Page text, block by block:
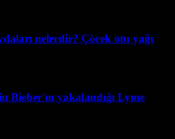
nelerdir? Çörek otu yağı
Bieber'ın yakalandığı Lyme